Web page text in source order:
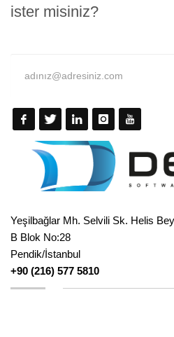
ister misiniz?
Yeşilbağlar Mh. Selvili Sk. Helis
B Blok No:28
Pendik/İstanbul
+90 (216) 577 5810